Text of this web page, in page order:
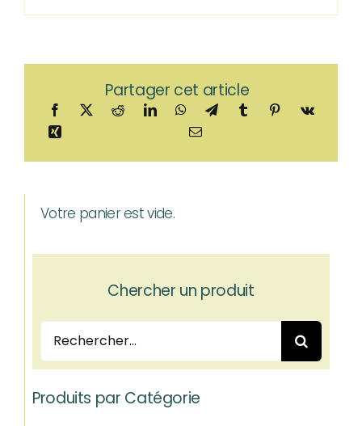
Partager cet article
Votre panier est vide.
Chercher un produit
Rechercher:
Produits par Catégorie